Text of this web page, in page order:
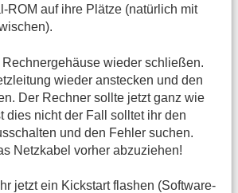
ROM auf ihre Plätze (natürlich mit
wieder schließen.
wieder anstecken und den
Der Rechner sollte jetzt ganz wie
dies nicht der Fall solltet ihr den
und den Fehler suchen.
Netzkabel vorher abzuziehen!
jetzt ein Kickstart flashen (Software-